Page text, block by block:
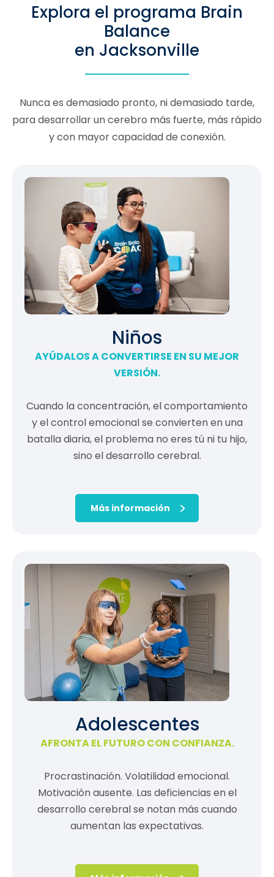
Explora el programa Brain
Balance
en Jacksonville
Nunca es demasiado pronto, ni demasiado tarde,
para desarrollar un cerebro más fuerte, más rápido
y con mayor capacidad de conexión.
Niños
AYÚDALOS A CONVERTIRSE EN SU MEJOR
VERSIÓN.
Cuando la concentración, el comportamiento
y el control emocional se convierten en una
batalla diaria, el problema no eres tú ni tu hijo,
sino el desarrollo cerebral.
Más información
Adolescentes
AFRONTA EL FUTURO CON CONFIANZA.
Procrastinación. Volatilidad emocional.
Motivación ausente. Las deficiencias en el
desarrollo cerebral se notan más cuando
aumentan las expectativas.